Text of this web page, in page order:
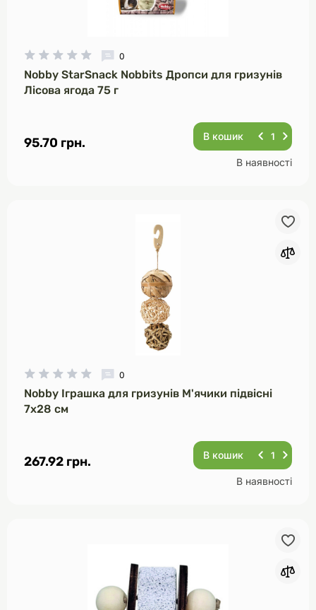
0
Nobby StarSnack Nobbits Дропси для гризунів
Лісова ягода 75 г
95.70 грн. В кошик
В наявності
0
Nobby Іграшка для гризунів М'ячики підвісні
7х28 см
267.92 грн. В кошик
В наявності